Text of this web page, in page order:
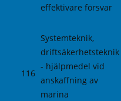
effektivare försvar
116
Systemteknik,
driftsäkerhetsteknik
- hjälpmedel vid
anskaffning av
marina